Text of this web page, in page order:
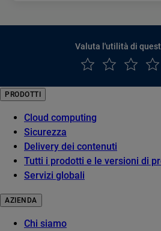
Valuta l'utilità di
PRODOTTI
Cloud computing
Sicurezza
Delivery dei contenuti
Tutti i prodotti e le versioni di
Servizi globali
AZIENDA
Chi siamo